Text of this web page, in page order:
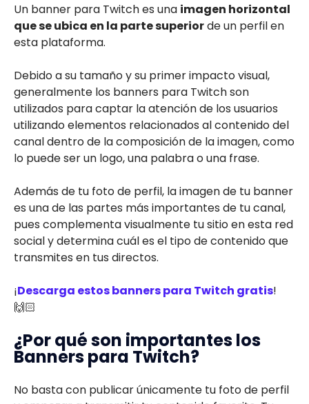
Un banner para Twitch es una imagen horizontal
que se ubica en la parte superiorde un perfil en
esta plataforma.
Debido a su tamaño y su primer impacto visual,
generalmente los banners para Twitch son
utilizados para captar la atención de los usuarios
utilizando elementos relacionados al contenido del
canal dentro de la composición de la imagen, como
lo puede ser un logo, una palabra o una frase.
Además de tu foto de perfil, la imagen de tu banner
es una de las partes más importantes de tu canal,
pues complementa visualmente tu sitio en esta red
social y determina cuál es el tipo de contenido que
transmites en tus directos.
¡Descarga estos banners para Twitch gratis!
🙌🏻
¿Por qué son importantes los
Banners para Twitch?
No basta con publicar únicamente tu foto de perfil